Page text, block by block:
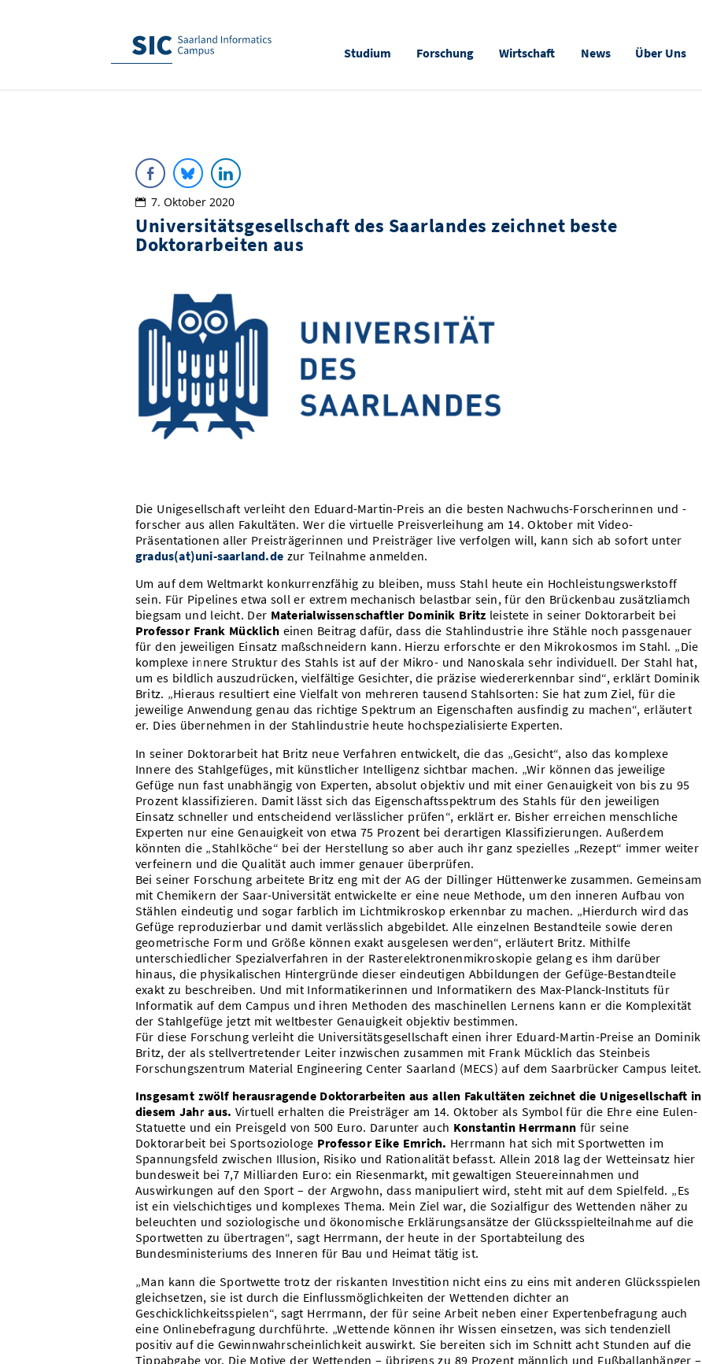
Studium Forschung Wirtschaft News Über Uns
7. Oktober 2020
Universitätsgesellschaft des Saarlandes zeichnet beste
Doktorarbeiten aus
Die Unigesellschaft verleiht den Eduard-Martin-Preis an die besten Nachwuchs-Forscherinnen und -
forscher aus allen Fakultäten. Wer die virtuelle Preisverleihung am 14. Oktober mit Video-
Präsentationen aller Preisträgerinnen und Preisträger live verfolgen will, kann sich ab sofort unter
gradus(at)uni-saarland.de zur Teilnahme anmelden.
Um auf dem Weltmarkt konkurrenzfähig zu bleiben, muss Stahl heute ein Hochleistungswerkstoff
sein. Für Pipelines etwa soll er extrem mechanisch belastbar sein, für den Brückenbau zusätzliamch
biegsam und leicht. Der Materialwissenschaftler Dominik Britz leistete in seiner Doktorarbeit bei
Professor Frank Mücklicheinen Beitrag dafür, dass die Stahlindustrie ihre Stähle noch passgenauer
für den jeweiligen Einsatz maßschneidern kann. Hierzu erforschte er den Mikrokosmos im Stahl. „Die
komplexe innere Struktur des Stahls ist auf der Mikro- und Nanoskala sehr individuell. Der Stahl hat,
um es bildlich auszudrücken, vielfältige Gesichter, die präzise wiedererkennbar sind“, erklärt Dominik
Britz. „Hieraus resultiert eine Vielfalt von mehreren tausend Stahlsorten: Sie hat zum Ziel, für die
jeweilige Anwendung genau das richtige Spektrum an Eigenschaften ausfindig zu machen“, erläutert
er. Dies übernehmen in der Stahlindustrie heute hochspezialisierte Experten.
In seiner Doktorarbeit hat Britz neue Verfahren entwickelt, die das „Gesicht“, also das komplexe
Innere des Stahlgefüges, mit künstlicher Intelligenz sichtbar machen. „Wir können das jeweilige
Gefüge nun fast unabhängig von Experten, absolut objektiv und mit einer Genauigkeit von bis zu 95
Prozent klassifizieren. Damit lässt sich das Eigenschaftsspektrum des Stahls für den jeweiligen
Einsatz schneller und entscheidend verlässlicher prüfen“, erklärt er. Bisher erreichen menschliche
Experten nur eine Genauigkeit von etwa 75 Prozent bei derartigen Klassifizierungen. Außerdem
könnten die „Stahlköche“ bei der Herstellung so aber auch ihr ganz spezielles „Rezept“ immer weiter
verfeinern und die Qualität auch immer genauer überprüfen.
Bei seiner Forschung arbeitete Britz eng mit der AG der Dillinger Hüttenwerke zusammen. Gemeinsam
mit Chemikern der Saar-Universität entwickelte er eine neue Methode, um den inneren Aufbau von
Stählen eindeutig und sogar farblich im Lichtmikroskop erkennbar zu machen. „Hierdurch wird das
Gefüge reproduzierbar und damit verlässlich abgebildet. Alle einzelnen Bestandteile sowie deren
geometrische Form und Größe können exakt ausgelesen werden“, erläutert Britz. Mithilfe
unterschiedlicher Spezialverfahren in der Rasterelektronenmikroskopie gelang es ihm darüber
hinaus, die physikalischen Hintergründe dieser eindeutigen Abbildungen der Gefüge-Bestandteile
exakt zu beschreiben. Und mit Informatikerinnen und Informatikern des Max-Planck-Instituts für
Informatik auf dem Campus und ihren Methoden des maschinellen Lernens kann er die Komplexität
der Stahlgefüge jetzt mit weltbester Genauigkeit objektiv bestimmen.
Für diese Forschung verleiht die Universitätsgesellschaft einen ihrer Eduard-Martin-Preise an Dominik
Britz, der als stellvertretender Leiter inzwischen zusammen mit Frank Mücklich das Steinbeis
Forschungszentrum Material Engineering Center Saarland (MECS) auf dem Saarbrücker Campus leitet.
Insgesamt zwölf herausragende Doktorarbeiten aus allen Fakultäten zeichnet die Unigesellschaft in
diesem Jahr aus. Virtuell erhalten die Preisträger am 14. Oktober als Symbol für die Ehre eine Eulen-
Statuette und ein Preisgeld von 500 Euro. Darunter auch Konstantin Herrmann für seine
Doktorarbeit bei Sportsoziologe Professor Eike Emrich. Herrmann hat sich mit Sportwetten im
Spannungsfeld zwischen Illusion, Risiko und Rationalität befasst. Allein 2018 lag der Wetteinsatz hier
bundesweit bei 7,7 Milliarden Euro: ein Riesenmarkt, mit gewaltigen Steuereinnahmen und
Auswirkungen auf den Sport – der Argwohn, dass manipuliert wird, steht mit auf dem Spielfeld. „Es
ist ein vielschichtiges und komplexes Thema. Mein Ziel war, die Sozialfigur des Wettenden näher zu
beleuchten und soziologische und ökonomische Erklärungsansätze der Glücksspielteilnahme auf die
Sportwetten zu übertragen“, sagt Herrmann, der heute in der Sportabteilung des
Bundesministeriums des Inneren für Bau und Heimat tätig ist.
„Man kann die Sportwette trotz der riskanten Investition nicht eins zu eins mit anderen Glücksspielen
gleichsetzen, sie ist durch die Einflussmöglichkeiten der Wettenden dichter an
Geschicklichkeitsspielen“, sagt Herrmann, der für seine Arbeit neben einer Expertenbefragung auch
eine Onlinebefragung durchführte. „Wettende können ihr Wissen einsetzen, was sich tendenziell
positiv auf die Gewinnwahrscheinlichkeit auswirkt. Sie bereiten sich im Schnitt acht Stunden auf die
Tippabgabe vor. Die Motive der Wettenden – übrigens zu 89 Prozent männlich und Fußballanhänger –